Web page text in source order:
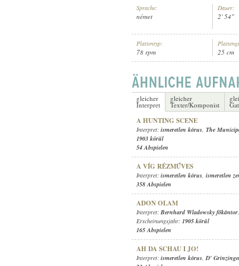
Sprache:
német
Dauer:
2' 54"
Plattentyp:
78 rpm 25 cm
gleicher
Interpret
gleicher
Texter/Komponist
A HUNTING SCENE
Interpret: ismeretlen kórus, The
1903 körül
54 Abspielen
A VÍG RÉZMŰVES
Interpret: ismeretlen kórus, ismeretlen
358 Abspielen
ADON OLAM
Interpret: Bernhard Wladowsky főkántor,
Erscheinungsjahr: 1905 körül
165 Abspielen
AH DA SCHAU I JO!
Interpret: ismeretlen kórus,D'